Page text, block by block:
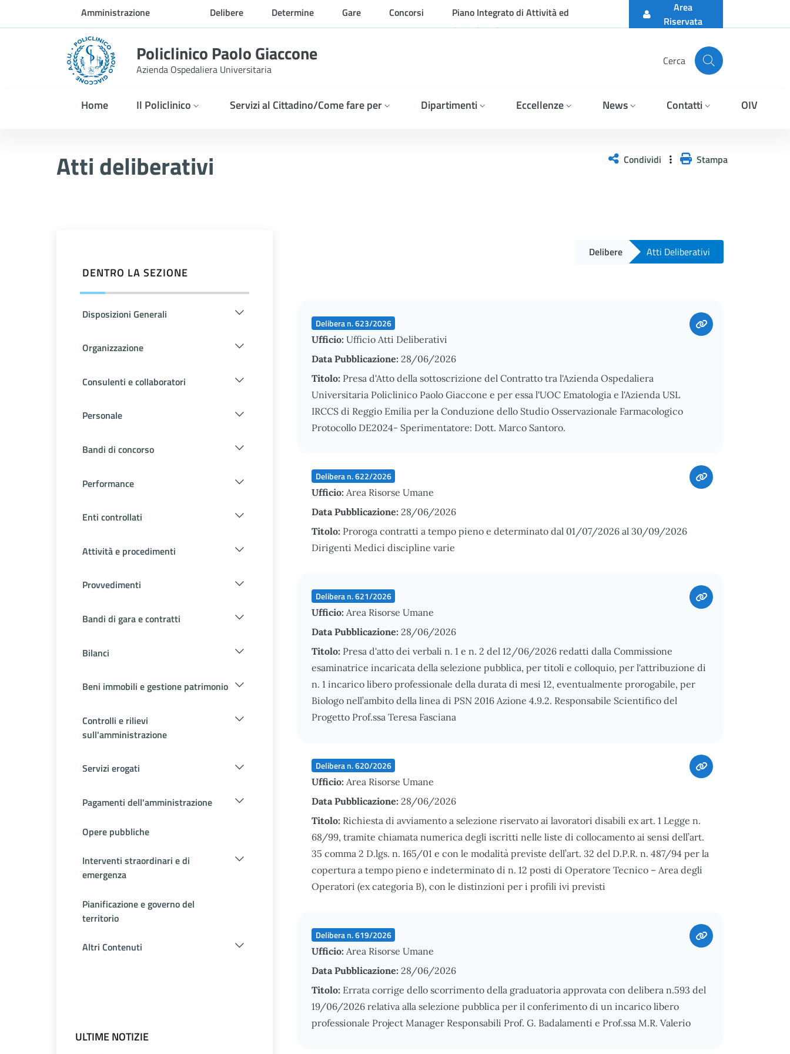
Skip to Main ContentAmministrazione
trasparente
Delibere Determine Gare Concorsi
Piano Integrato di Attività ed
Organizzazione
Area
Riservata
Policlinico Paolo Giaccone
Azienda Ospedaliera Universitaria
Cerca
Home Il Policlinico Servizi al Cittadino/Come fare per Dipartimenti Eccellenze News Contatti OIV
Atti deliberativi Condividi Stampa
DENTRO LA SEZIONE
Disposizioni Generali
Organizzazione
Consulenti e collaboratori
Personale
Bandi di concorso
Performance
Enti controllati
Attività e procedimenti
Provvedimenti
Bandi di gara e contratti
Bilanci
Beni immobili e gestione patrimonio
Controlli e rilievi
sull'amministrazione
Servizi erogati
Pagamenti dell'amministrazione
Opere pubbliche
Interventi straordinari e di
emergenza
Pianificazione e governo del
territorio
Altri Contenuti
ULTIME NOTIZIE
Delibere Atti Deliberativi
Delibera n. 623/2026
Ufficio: Ufficio Atti Deliberativi
Data Pubblicazione: 28/06/2026
Titolo: Presa d'Atto della sottoscrizione del Contratto tra l'Azienda Ospedaliera
Universitaria Policlinico Paolo Giaccone e per essa l'UOC Ematologia e l'Azienda USL
IRCCS di Reggio Emilia per la Conduzione dello Studio Osservazionale Farmacologico
Protocollo DE2024- Sperimentatore: Dott. Marco Santoro.
Delibera n. 622/2026
Ufficio: Area Risorse Umane
Data Pubblicazione: 28/06/2026
Titolo: Proroga contratti a tempo pieno e determinato dal 01/07/2026 al 30/09/2026
Dirigenti Medici discipline varie
Delibera n. 621/2026
Ufficio: Area Risorse Umane
Data Pubblicazione: 28/06/2026
Titolo: Presa d'atto dei verbali n. 1 e n. 2 del 12/06/2026 redatti dalla Commissione
esaminatrice incaricata della selezione pubblica, per titoli e colloquio, per l'attribuzione di
n. 1 incarico libero professionale della durata di mesi 12, eventualmente prorogabile, per
Biologo nell’ambito della linea di PSN 2016 Azione 4.9.2. Responsabile Scientifico del
Progetto Prof.ssa Teresa Fasciana
Delibera n. 620/2026
Ufficio: Area Risorse Umane
Data Pubblicazione: 28/06/2026
Titolo: Richiesta di avviamento a selezione riservato ai lavoratori disabili ex art. 1 Legge n.
68/99, tramite chiamata numerica degli iscritti nelle liste di collocamento ai sensi dell’art.
35 comma 2 D.lgs. n. 165/01 e con le modalità previste dell’art. 32 del D.P.R. n. 487/94 per la
copertura a tempo pieno e indeterminato di n. 12 posti di Operatore Tecnico – Area degli
Operatori (ex categoria B), con le distinzioni per i profili ivi previsti
Delibera n. 619/2026
Ufficio: Area Risorse Umane
Data Pubblicazione: 28/06/2026
Titolo: Errata corrige dello scorrimento della graduatoria approvata con delibera n.593 del
19/06/2026 relativa alla selezione pubblica per il conferimento di un incarico libero
professionale Project Manager Responsabili Prof. G. Badalamenti e Prof.ssa M.R. Valerio